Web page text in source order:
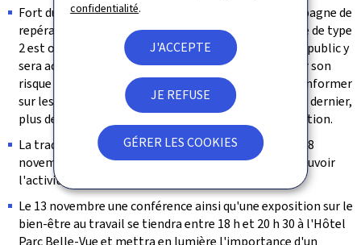
confidentialité.
J'ACCEPTE
JE REFUSE
GÉRER LES COOKIES
Fort du succès des deux premières éditions, une campagne de
repérage et de sensibilisation sur le risque de diabète de type
2 est organisée dans
55 pharmacies (Pdf)
du pays. Le public y
sera accueilli du 12 au 22 novembre 2025 pour évaluer son
risque de diabète de type 2, poser ses questions et s'informer
sur les moyens d'agir au quotidien pour sa santé. L'an dernier,
plus de 1.200 personnes ont pu bénéficier de cette action.
La traditionnelle "
Marche des 10.000 pas
" a eu lieu le 8
novembre à Dudelange, une belle occasion de promouvoir
l'activité physique et la convivialité.
Le 13 novembre une conférence ainsi qu'une exposition sur le
bien-être au travail se tiendra entre 18 h et 20 h 30 à l'Hôtel
Parc Belle-Vue et mettra en lumière l'importance d'un